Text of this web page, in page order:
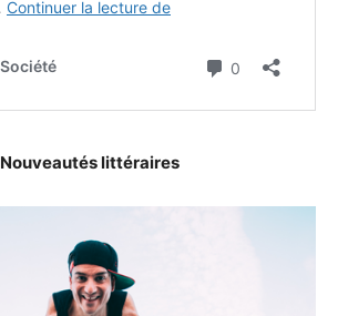
Nouveautés littéraires